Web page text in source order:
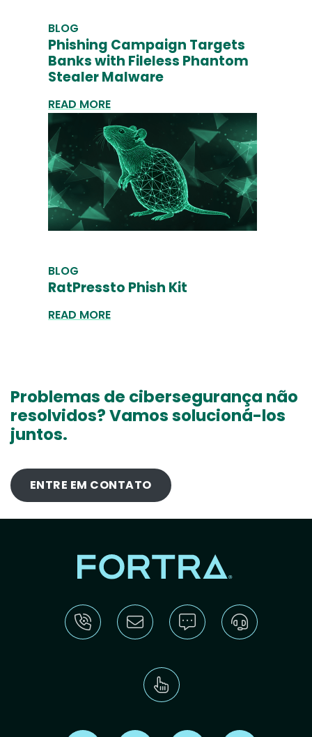
BLOG
Phishing Campaign Targets
Banks with Fileless Phantom
Stealer Malware
READ MORE
BLOG
RatPressto Phish Kit
READ MORE
Problemas de cibersegurança não
resolvidos? Vamos solucioná-los
juntos.
ENTRE EM CONTATO